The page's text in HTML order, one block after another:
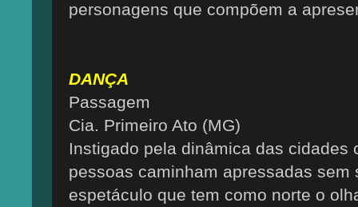
personagens que compõem a
DANÇA
Passagem
Cia. Primeiro Ato (MG)
Instigado pela dinâmica das cidades
pessoas caminham apressadas sem
espetáculo que tem como norte o